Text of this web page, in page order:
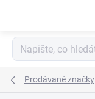
Prodávané značky